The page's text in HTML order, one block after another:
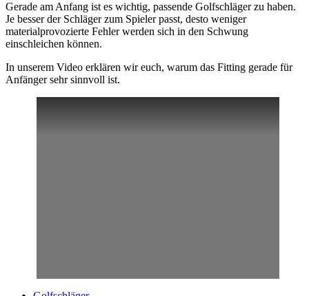
Gerade am Anfang ist es wichtig, passende Golfschläger zu haben.
Je besser der Schläger zum Spieler passt, desto weniger
materialprovozierte Fehler werden sich in den Schwung
einschleichen können.
In unserem Video erklären wir euch, warum das Fitting gerade für
Anfänger sehr sinnvoll ist.